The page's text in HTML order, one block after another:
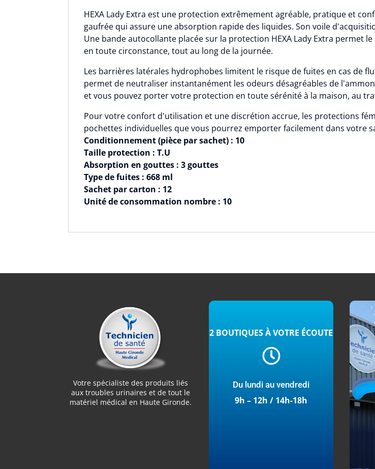
HEXA Lady Extra est une protection extrêmement agréable, pratique et
gaufrée qui assure une absorption rapide des liquides. Son voile
Une bande autocollante placée sur la protection HEXA Lady Extra permet
en toute circonstance, tout au long de la journée.
Les barrières latérales hydrophobes limitent le risque de fuites en cas de
permet de neutraliser instantanément les odeurs désagréables de
et vous pouvez porter votre protection en toute sérénité à la maison, au
Pour votre confort d'utilisation et une discrétion accrue, les protections
pochettes individuelles que vous pourrez emporter facilement dans votre
Conditionnement (pièce par sachet) : 10
Taille protection : T.U
Absorption en gouttes : 3 gouttes
Type de fuites : 668 ml
Sachet par carton : 12
Unité de consommation nombre : 10
Votre spécialiste des produits liés
aux troubles urinaires et de tout le
matériel médical en Haute Gironde.
2 BOUTIQUES À VOTRE ÉCOUTE

Du lundi au vendredi
9h – 12h / 14h-18h